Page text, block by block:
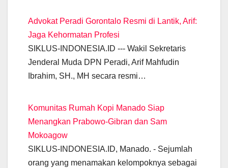
Advokat Peradi Gorontalo Resmi di Lantik, Arif:
Jaga Kehormatan Profesi
SIKLUS-INDONESIA.ID --- Wakil Sekretaris
Jenderal Muda DPN Peradi, Arif Mahfudin
Ibrahim, SH., MH secara resmi…
Komunitas Rumah Kopi Manado Siap
Menangkan Prabowo-Gibran dan Sam
Mokoagow
SIKLUS-INDONESIA.ID, Manado. - Sejumlah
orang yang menamakan kelompoknya sebagai